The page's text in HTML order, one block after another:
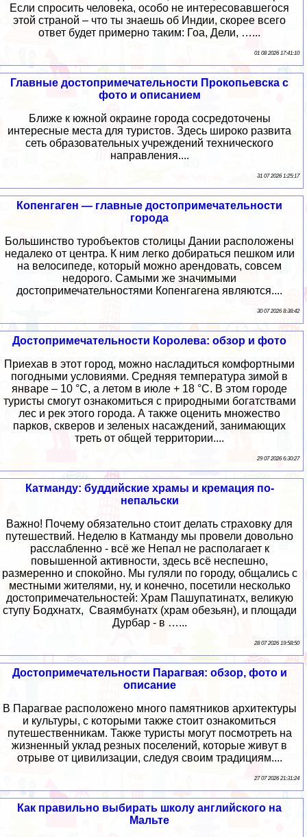
Если спросить человека, особо не интересовавшегося
этой страной – что ты знаешь об Индии, скорее всего
ответ будет примерно таким: Гоа, Дели, …...
01 08 2026 17:41:10
Главные достопримечательности Прокопьевска с
фото и описанием
Ближе к южной окраине города сосредоточены
интересные места для туристов. Здесь широко развита
сеть образовательных учреждений технического
направления....
31 07 2026 1:25:17
Копенгаген — главные достопримечательности
города
Большинство туробъектов столицы Дании расположены
недалеко от центра. К ним легко добираться пешком или
на велосипеде, который можно арендовать, совсем
недорого. Самыми же значимыми
достопримечательностями Копенгагена являются....
30 07 2026 8:38:42
Достопримечательности Королева: обзор и фото
Приехав в этот город, можно насладиться комфортными
погодными условиями. Средняя температура зимой в
январе – 10 °C, а летом в июле + 18 °C. В этом городе
туристы смогут ознакомиться с природными богатствами
лес и рек этого города. А также оценить множество
парков, скверов и зеленых насаждений, занимающих
треть от общей территории....
29 07 2026 6:30:27
Катманду: буддийские храмы и кремация по-
непальски
Важно! Почему обязательно стоит делать страховку для
путешествий. Неделю в Катманду мы провели довольно
расслабленно - всё же Непал не располагает к
повышенной активности, здесь всё неспешно,
размеренно и спокойно. Мы гуляли по городу, общались с
местными жителями, ну, и конечно, посетили несколько
достопримечательностей: Храм Пашупатинатх, великую
ступу Бодхнатх, Сваямбунатх (храм обезьян), и площади
Дурбар - в …...
28 07 2026 19:58:50
Достопримечательности Парагвая: обзор, фото и
описание
В Парагвае расположено много памятников архитектуры
и культуры, с которыми также стоит ознакомиться
путешественникам. Также туристы могут посмотреть на
жизненный уклад резных поселений, которые живут в
отрыве от цивилизации, следуя своим традициям....
27 07 2026 21:31:24
Как правильно выбирать школу английского на
Мальте